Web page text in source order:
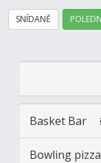
SNÍDANĚ
Basket Bar
Bowling